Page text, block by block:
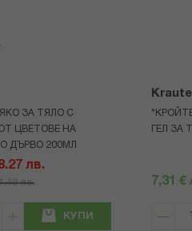
ЗА ТЯЛО С
ЦВЕТОВЕ НА
ДЪРВО 200МЛ
лв.
лв.
КУПИ
ГЕЛ ЗА
7,31 €